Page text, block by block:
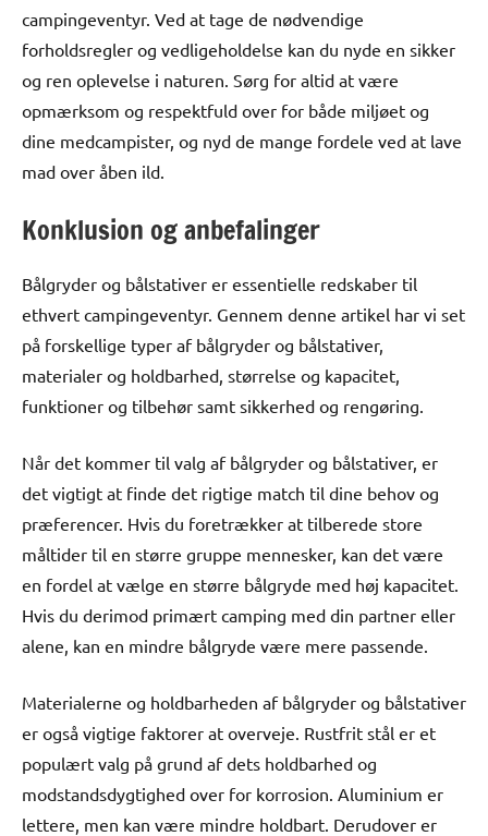
campingeventyr. Ved at tage de nødvendige
forholdsregler og vedligeholdelse kan du nyde en sikker
og ren oplevelse i naturen. Sørg for altid at være
opmærksom og respektfuld over for både miljøet og
dine medcampister, og nyd de mange fordele ved at lave
mad over åben ild.
Konklusion og anbefalinger
Bålgryder og bålstativer er essentielle redskaber til
ethvert campingeventyr. Gennem denne artikel har vi set
på forskellige typer af bålgryder og bålstativer,
materialer og holdbarhed, størrelse og kapacitet,
funktioner og tilbehør samt sikkerhed og rengøring.
Når det kommer til valg af bålgryder og bålstativer, er
det vigtigt at finde det rigtige match til dine behov og
præferencer. Hvis du foretrækker at tilberede store
måltider til en større gruppe mennesker, kan det være
en fordel at vælge en større bålgryde med høj kapacitet.
Hvis du derimod primært camping med din partner eller
alene, kan en mindre bålgryde være mere passende.
Materialerne og holdbarheden af ​​bålgryder og bålstativer
er også vigtige faktorer at overveje. Rustfrit stål er et
populært valg på grund af dets holdbarhed og
modstandsdygtighed over for korrosion. Aluminium er
lettere, men kan være mindre holdbart. Derudover er